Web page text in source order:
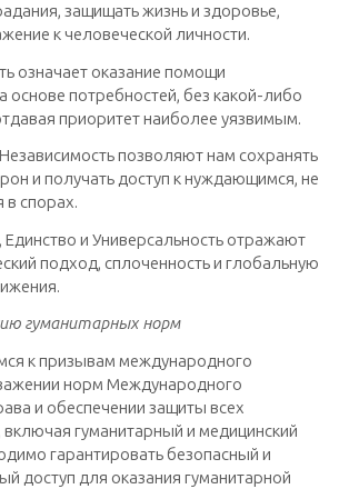
защищать жизнь и здоровье,
к человеческой личности.
означает оказание помощи
основе потребностей, без какой-либо
приоритет наиболее уязвимым.
позволяют нам сохранять
и получать доступ к нуждающимся, не
в спорах.
и Универсальность отражают
подход, сплоченность и глобальную
гуманитарных норм
к призывам международного
норм Международного
и обеспечении защиты всех
гуманитарный и медицинский
гарантировать безопасный и
доступ для оказания гуманитарной